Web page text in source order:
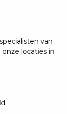
van
locaties in